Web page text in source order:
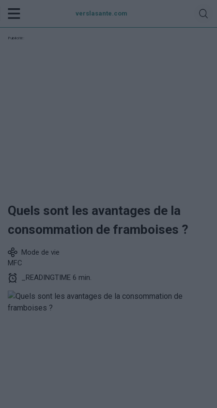
verslasante.com
Publicité:
Quels sont les avantages de la
consommation de framboises ?
Mode de vie
MFC
_READINGTIME 6 min.